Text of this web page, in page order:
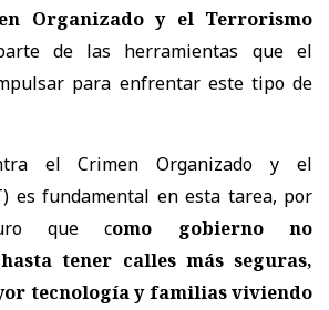
Organizado y el Terrorismo
de las herramientas que el
para enfrentar este tipo de
el Crimen Organizado y el
es fundamental en esta tarea, por
que como gobierno no
hasta tener calles más seguras,
tecnología y familias viviendo